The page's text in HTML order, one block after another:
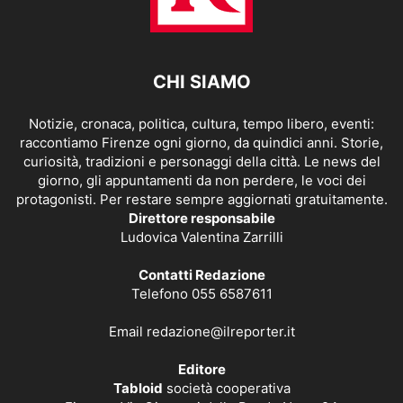
CHI SIAMO
Notizie, cronaca, politica, cultura, tempo libero, eventi:
raccontiamo Firenze ogni giorno, da quindici anni. Storie,
curiosità, tradizioni e personaggi della città. Le news del
giorno, gli appuntamenti da non perdere, le voci dei
protagonisti. Per restare sempre aggiornati gratuitamente.
Direttore responsabile
Ludovica Valentina Zarrilli
Contatti Redazione
Telefono 055 6587611
Email redazione@ilreporter.it
Editore
Tabloid società cooperativa